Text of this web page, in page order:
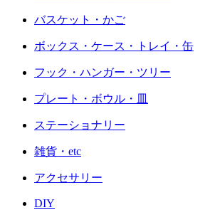
バスケット・かご
ボックス・ケース・トレイ・缶
フック・ハンガー・ツリー
プレート・ボウル・皿
ステーショナリー
雑貨・etc
アクセサリー
DIY